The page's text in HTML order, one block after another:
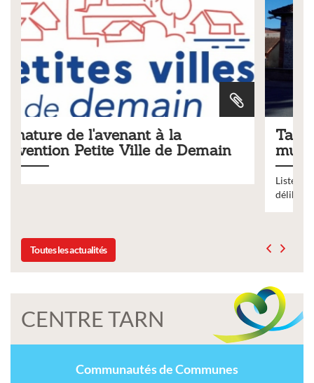
Tarifs 2026 des services
municipaux
délibération du conseil municipal du 19 décembre 2025
Toutes les actualités
CENTRE TARN
Communautés de Communes